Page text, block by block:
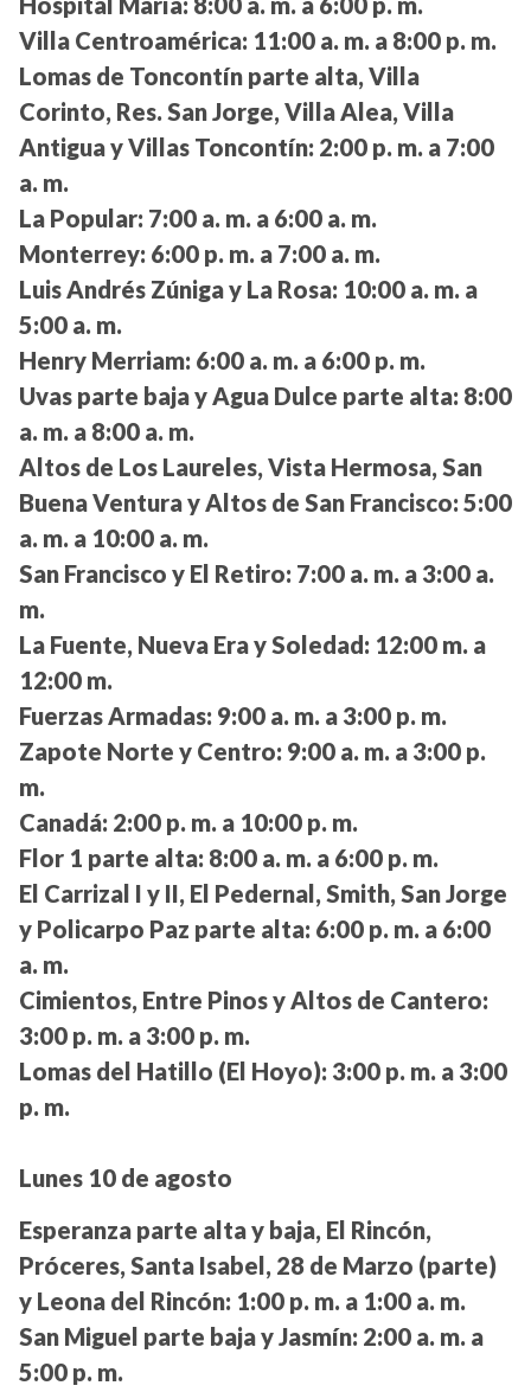
Villa Centroamérica: 11:00 a. m. a 8:00 p. m.
Lomas de Toncontín parte alta, Villa
Corinto, Res. San Jorge, Villa Alea, Villa
Antigua y Villas Toncontín: 2:00 p. m. a 7:00
a. m.
La Popular: 7:00 a. m. a 6:00 a. m.
Monterrey: 6:00 p. m. a 7:00 a. m.
Luis Andrés Zúniga y La Rosa: 10:00 a. m. a
5:00 a. m.
Henry Merriam: 6:00 a. m. a 6:00 p. m.
Uvas parte baja y Agua Dulce parte alta: 8:00
a. m. a 8:00 a. m.
Altos de Los Laureles, Vista Hermosa, San
Buena Ventura y Altos de San Francisco: 5:00
a. m. a 10:00 a. m.
San Francisco y El Retiro: 7:00 a. m. a 3:00 a.
m.
La Fuente, Nueva Era y Soledad: 12:00 m. a
12:00 m.
Fuerzas Armadas: 9:00 a. m. a 3:00 p. m.
Zapote Norte y Centro: 9:00 a. m. a 3:00 p.
m.
Canadá: 2:00 p. m. a 10:00 p. m.
Flor 1 parte alta: 8:00 a. m. a 6:00 p. m.
El Carrizal I y II, El Pedernal, Smith, San Jorge
y Policarpo Paz parte alta: 6:00 p. m. a 6:00
a. m.
Cimientos, Entre Pinos y Altos de Cantero:
3:00 p. m. a 3:00 p. m.
Lomas del Hatillo (El Hoyo): 3:00 p. m. a 3:00
p. m.
Lunes 10 de agosto
Esperanza parte alta y baja, El Rincón,
Próceres, Santa Isabel, 28 de Marzo (parte)
y Leona del Rincón: 1:00 p. m. a 1:00 a. m.
San Miguel parte baja y Jasmín: 2:00 a. m. a
5:00 p. m.